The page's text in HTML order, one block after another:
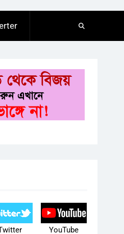
YouTube